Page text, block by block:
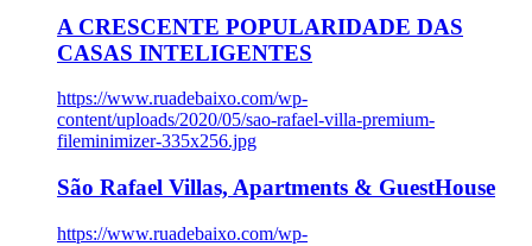
A CRESCENTE POPULARIDADE DAS
CASAS INTELIGENTES
https://www.ruadebaixo.com/wp-
content/uploads/2020/05/sao-rafael-villa-premium-
fileminimizer-335x256.jpg
São Rafael Villas, Apartments & GuestHouse
https://www.ruadebaixo.com/wp-